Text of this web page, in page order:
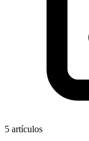
5 artículos